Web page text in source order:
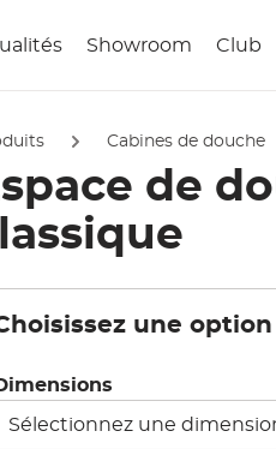
Showroom Club
l'image en pleine écran
Cabines de douche
de
une option